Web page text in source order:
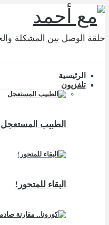
حلقة الوصل بين المشكلة
الرئيسية
تلفزيون
الطبيب المستعجل
البقاء للمتحور!